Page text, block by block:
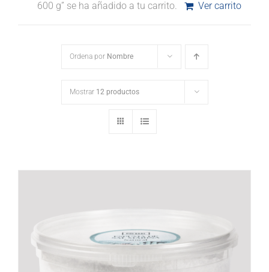
600 g” se ha añadido a tu carrito.
Ver carrito
Ordena por Nombre
Mostrar 12 productos